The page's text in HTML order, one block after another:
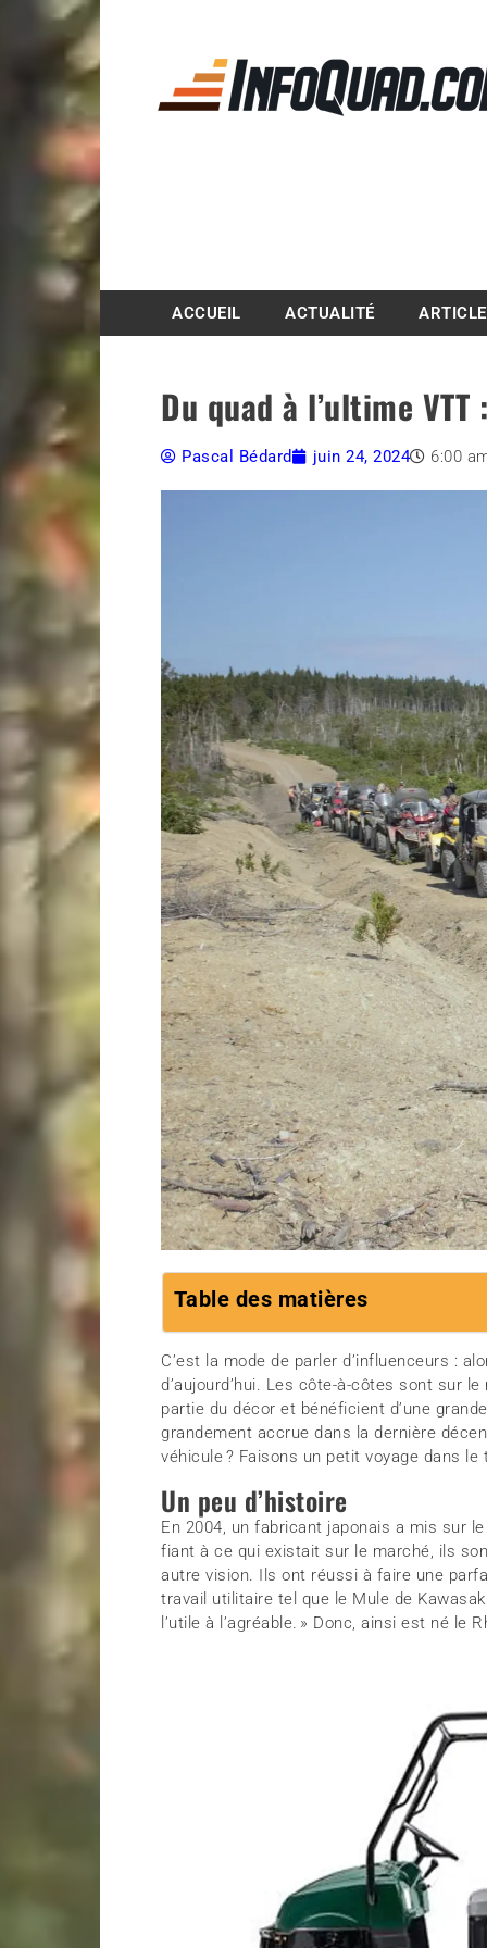
ACCUEIL ACTUALITÉ
Du quad à l’ultime
Pascal Bédard juin 24, 2024 6:00
Table des matières
C’est la mode de parler d’influenceurs :
d’aujourd’hui. Les côte-à-côtes sont sur
partie du décor et bénéficient d’une
grandement accrue dans la dernière
véhicule ? Faisons un petit voyage dans le
Un peu d’histoire
En 2004, un fabricant japonais a mis sur
fiant à ce qui existait sur le marché, ils
autre vision. Ils ont réussi à faire une
travail utilitaire tel que le Mule de
l’utile à l’agréable. » Donc, ainsi est né le